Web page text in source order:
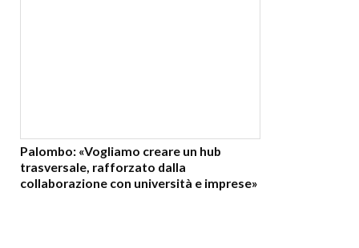
Palombo: «Vogliamo creare un hub
trasversale, rafforzato dalla
collaborazione con università e imprese»